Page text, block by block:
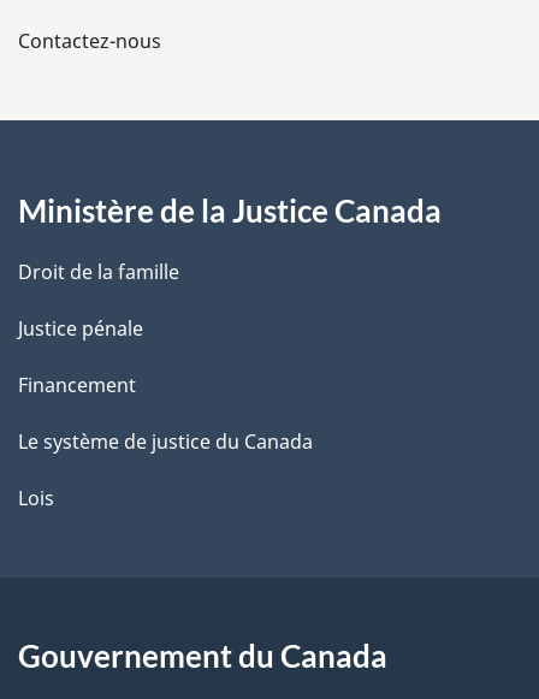
a
e
Contactez-nous
Ministère de la Justice Canada
Droit de la famille
Justice pénale
Financement
Le système de justice du Canada
Lois
Gouvernement du Canada